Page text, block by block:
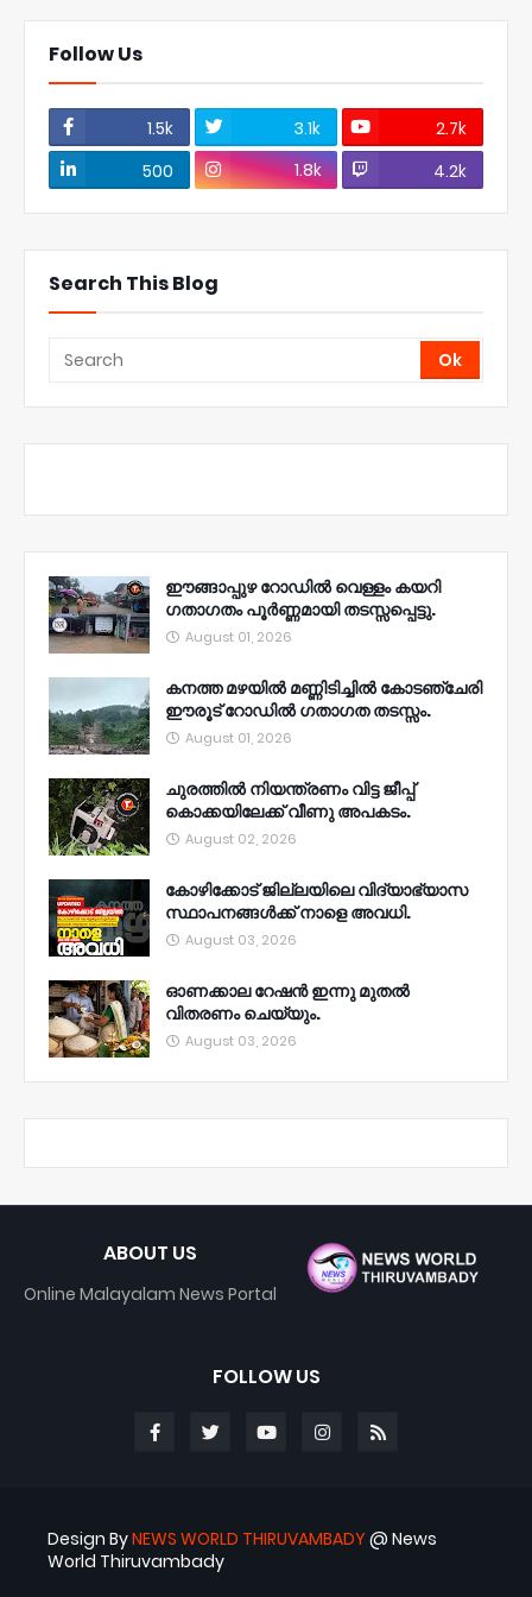
Follow Us
1.5k 3.1k
2.7k
500
1.8k 4.2k
Search This Blog
ഈങ്ങാപ്പുഴ റോഡിൽ വെള്ളം കയറി
ഗതാഗതം പൂർണ്ണമായി തടസ്സപ്പെട്ടു.
August 01, 2026
കനത്ത മഴയിൽ മണ്ണിടിച്ചിൽ കോടഞ്ചേരി
ഈരൂട് റോഡിൽ ഗതാഗത തടസ്സം.
August 01, 2026
ചുരത്തിൽ നിയന്ത്രണം വിട്ട ജീപ്പ്
കൊക്കയിലേക്ക് വീണു അപകടം.
August 02, 2026
കോഴിക്കോട് ജില്ലയിലെ വിദ്യാഭ്യാസ
സ്ഥാപനങ്ങൾക്ക് നാളെ അവധി.
August 03, 2026
ഓണക്കാല റേഷൻ ഇന്നു മുതല്‍
വിതരണം ചെയ്യും.
August 03, 2026
ABOUT US
Online Malayalam News Portal
FOLLOW US
Design ByNEWS WORLD THIRUVAMBADY @ News
World Thiruvambady